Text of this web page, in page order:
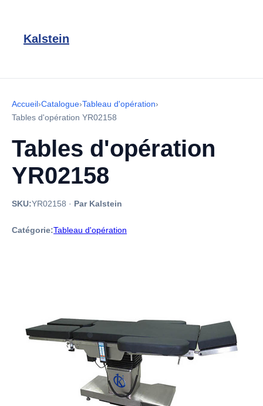
Kalstein
Accueil›Catalogue›Tableau d'opération›
Tables d'opération YR02158
Tables d'opération
YR02158
SKU:YR02158 · Par Kalstein
Catégorie:Tableau d'opération